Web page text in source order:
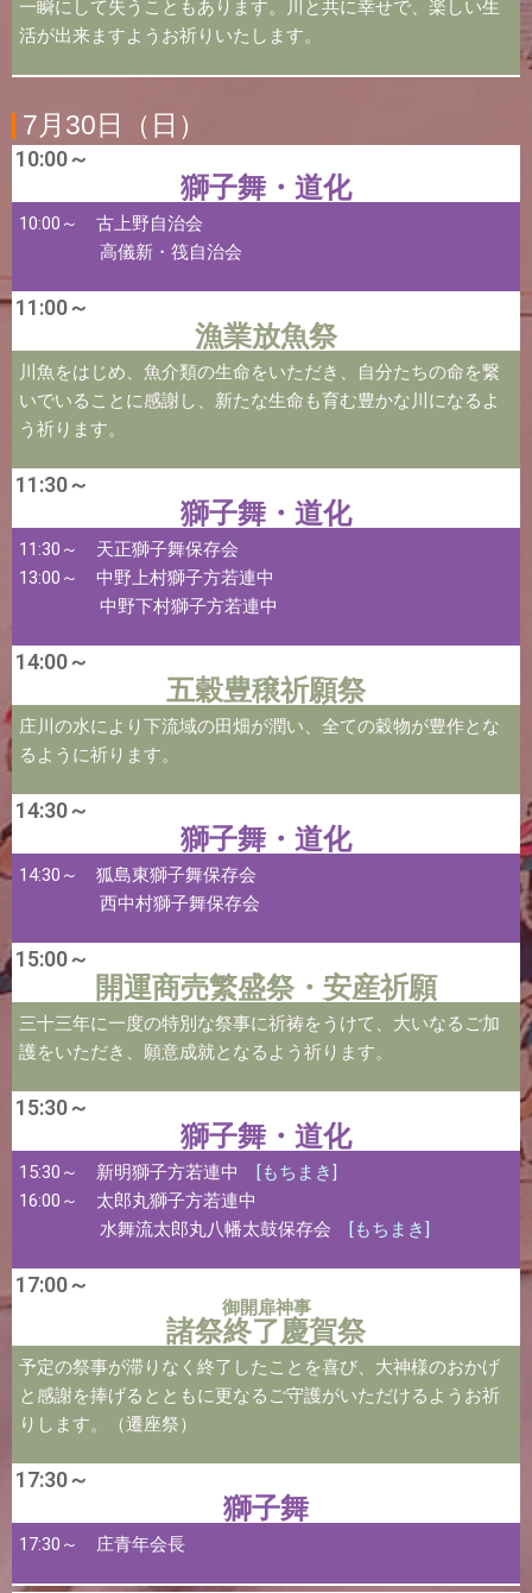
一瞬にして失うこともあります。川と共に幸せで、楽しい生
活が出来ますようお祈りいたします。
7月30日（日）
10:00～
獅子舞・道化
10:00～ 古上野自治会
高儀新・筏自治会
11:00～
漁業放魚祭
川魚をはじめ、魚介類の生命をいただき、自分たちの命を繋
いでいることに感謝し、新たな生命も育む豊かな川になるよ
う祈ります。
11:30～
獅子舞・道化
11:30～ 天正獅子舞保存会
13:00～ 中野上村獅子方若連中
中野下村獅子方若連中
14:00～
五穀豊穣祈願祭
庄川の水により下流域の田畑が潤い、全ての穀物が豊作とな
るように祈ります。
14:30～
獅子舞・道化
14:30～ 狐島東獅子舞保存会
西中村獅子舞保存会
15:00～
開運商売繁盛祭・安産祈願
三十三年に一度の特別な祭事に祈祷をうけて、大いなるご加
護をいただき、願意成就となるよう祈ります。
15:30～
獅子舞・道化
15:30～ 新明獅子方若連中
[もちまき]
16:00～ 太郎丸獅子方若連中
水舞流太郎丸八幡太鼓保存会
[もちまき]
17:00～
御開扉神事
諸祭終了慶賀祭
予定の祭事が滞りなく終了したことを喜び、大神様のおかげ
と感謝を捧げるとともに更なるご守護がいただけるようお祈
りします。（遷座祭）
17:30～
獅子舞
17:30～ 庄青年会長